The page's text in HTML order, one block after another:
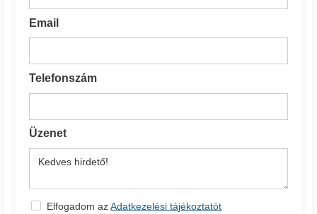
Email
Telefonszám
Üzenet
Elfogadom azAdatkezelési tájékoztatót